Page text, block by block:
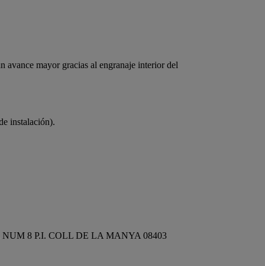
avance mayor gracias al engranaje interior del
instalación).
8 P.I. COLL DE LA MANYA 08403